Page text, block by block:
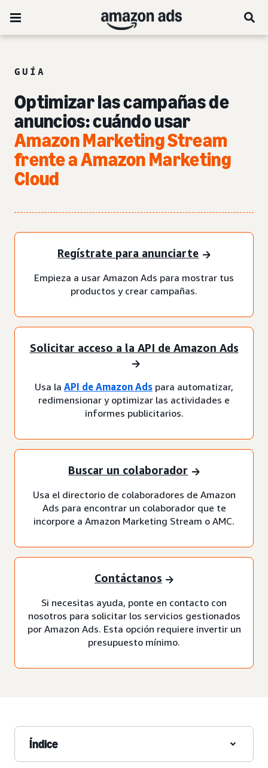
GUÍA
Optimizar las campañas de
anuncios: cuándo usar
Amazon Marketing Stream
frente a Amazon Marketing
Cloud
Regístrate para anunciarte
Empieza a usar Amazon Ads para mostrar tus
productos y crear campañas.
Solicitar acceso a la API de Amazon Ads
Usa la API de Amazon Ads para automatizar,
redimensionar y optimizar las actividades e
informes publicitarios.
Buscar un colaborador
Usa el directorio de colaboradores de Amazon
Ads para encontrar un colaborador que te
incorpore a Amazon Marketing Stream o AMC.
Contáctanos
Si necesitas ayuda, ponte en contacto con
nosotros para solicitar los servicios gestionados
por Amazon Ads. Esta opción requiere invertir un
presupuesto mínimo.
Índice